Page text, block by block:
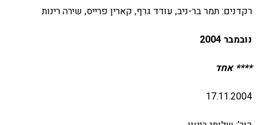
רקדנים: תמר בר-ניב, עודד גרף, קארין פרייס, שירה רינות
נובמבר 2004
**** אחד
17.11.2004